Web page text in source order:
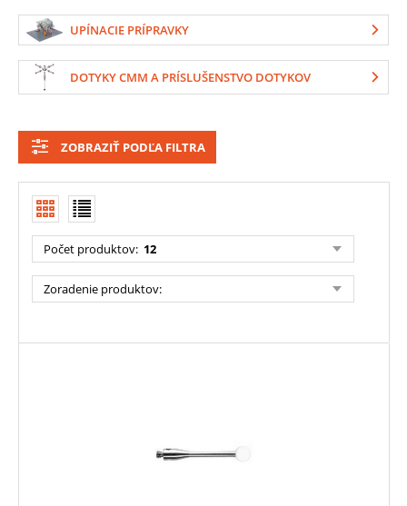
UPÍNACIE PRÍPRAVKY
DOTYKY CMM A PRÍSLUŠENSTVO DOTYKOV
ZOBRAZIŤ PODĽA FILTRA
Počet produktov: 12
Zoradenie produktov: